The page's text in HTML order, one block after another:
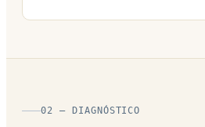
02 — DIAGNÓSTICO